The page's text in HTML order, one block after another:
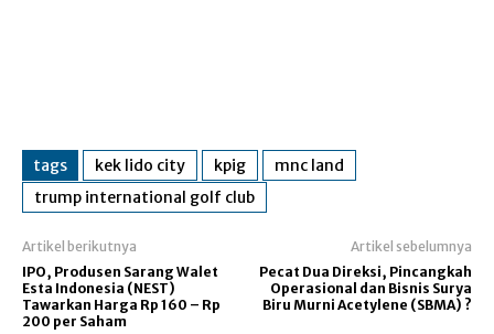
tags kek lido city kpig
mnc land
trump international golf club
Artikel berikutnya
IPO, Produsen Sarang Walet
Esta Indonesia (NEST)
Tawarkan Harga Rp 160 – Rp
200 per Saham
Artikel sebelumnya
Pecat Dua Direksi, Pincangkah
Operasional dan Bisnis Surya
Biru Murni Acetylene (SBMA) ?